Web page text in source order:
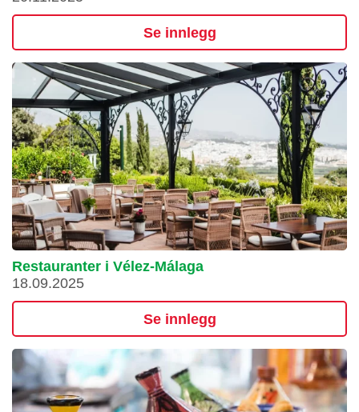
Se innlegg
Restauranter i Vélez-Málaga
18.09.2025
Se innlegg